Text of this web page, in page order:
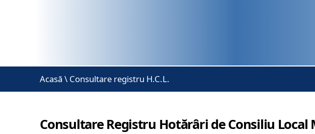
Acasă \ Consultare registru H.C.L.
Consultare Registru Hotărâri de Consiliu Local